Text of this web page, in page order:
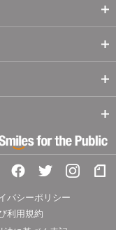
バシーポリシー
利用規約